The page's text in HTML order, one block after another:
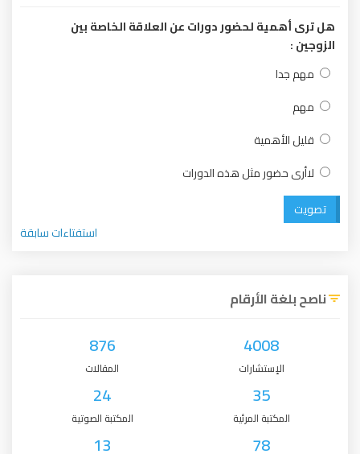
هل ترى أهمية لحضور دورات عن العلاقة الخاصة بين
الزوجين :
مهم جدا
مهم
قليل الأهمية
لاأرى حضور مثل هذه الدورات
تصويت
استفتاءات سابقة
ناصح بلغة الأرقام
4008
الإستشارات
876
المقالات
35
المكتبة المرئية
24
المكتبة الصوتية
78
13